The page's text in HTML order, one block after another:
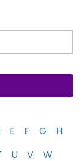
E F G
H
U V
W